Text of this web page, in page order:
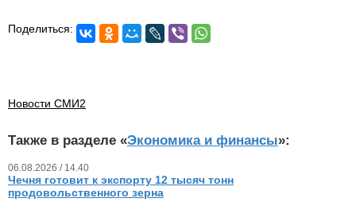
Поделиться:
Новости СМИ2
Также в разделе «Экономика и финансы»:
06.08.2026 / 14.40
Чечня готовит к экспорту 12 тысяч тонн
продовольственного зерна